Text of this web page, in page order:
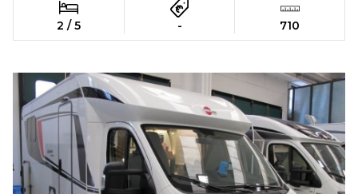
2 / 5 - 710